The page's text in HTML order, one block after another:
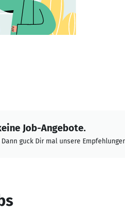
Job-Angebote.
Dann guck Dir mal unsere